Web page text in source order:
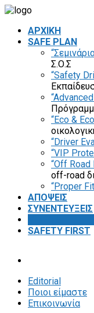
ΑΡΧΙΚΗ
SAFE PLAN
Σ.Ο.Σ
“Safety
“Eco &
“Driver
“VIP
“Off Road
off-road
“Proper
ΑΠΟΨΕΙΣ
ΣΥΝΕΝΤΕΥΞΕΙΣ
SAFETY FIRST
Editorial
Ποιοι είμαστε
Επικοινωνία